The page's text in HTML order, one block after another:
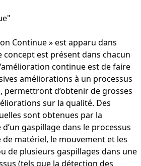
Continue » est apparu dans
concept est présent dans chacun
continue est de faire
améliorations à un processus
permettront d’obtenir de grosses
sur la qualité. Des
sont obtenues par la
d’un gaspillage dans le processus
matériel, le mouvement et les
de plusieurs gaspillages dans une
(tels que la détection des